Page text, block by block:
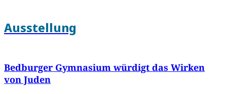
Ausstellung
Bedburger Gymnasium würdigt das Wirken
von Juden